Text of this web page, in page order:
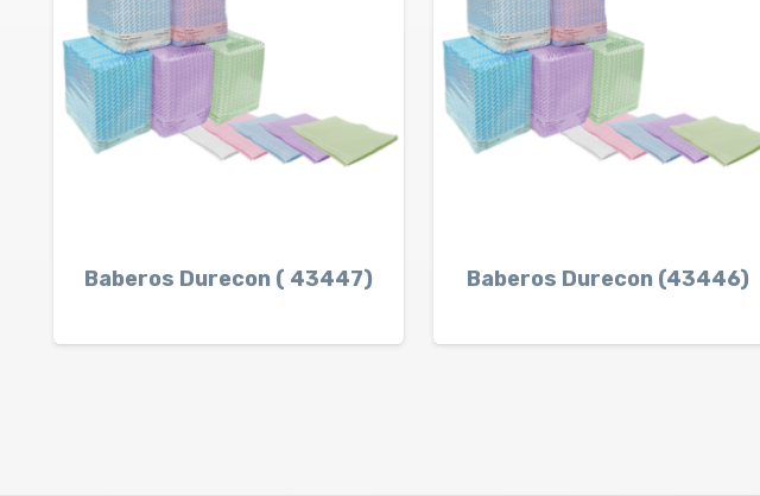
Baberos Durecon ( 43447) Baberos Durecon (43446)